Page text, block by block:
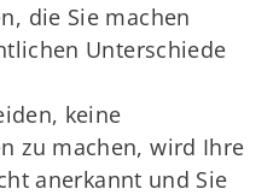
die Sie machen
Unterschiede
keine
zu machen, wird Ihre
anerkannt und Sie